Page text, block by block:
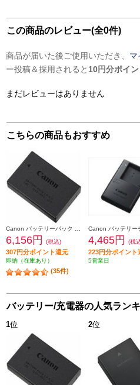
この商品のレビュー(全0件)
商品が届いた後ご使用いただき、 マ
ー投稿＆採用されると 10円分ポイン
まだレビューはありません
こちらの商品もおすすめ
6,156円 (税込)
307円分ポイント還元
即納（在庫あり）
(35件)
4,465円 (税
223円分ポイント
5営業日
バッテリー/充電器の人気ラン
1位 2位